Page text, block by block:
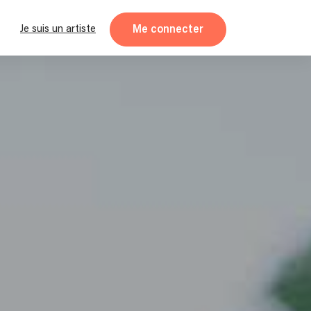
Je suis un artiste Me connecter